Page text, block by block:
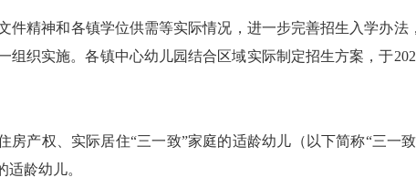
件精神和各镇学位供需等实际情况，进一步完善招生入学办法
织实施。各镇中心幼儿园结合区域实际制定招生方案，于
产权、实际居住“三一致”家庭的适龄幼儿（以下简称“三一
龄幼儿。